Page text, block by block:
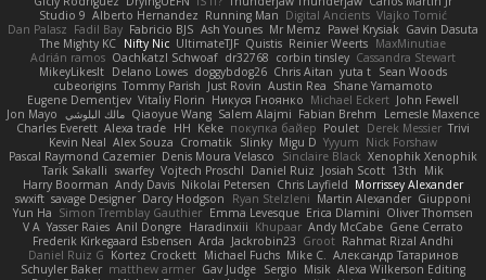
Studio 9 Alberto Hernandez Running Man Digital Ancients Vlajko Tomić
Dan Palasz Fadil Bay Fabricio BJS Ash Younes Mr Memz Paweł Krysiak Gavin Dasuta
The Mighty KC Nifty Nic UltimateTJF Quistis Reinier Weerts MaxMinutiae
Adrián ramos Oachkatzl Schwoaf dr32768 corbin tinsley Cassandra Stewart
MikeyLikesIt Delano Lowes doggybdog26 Chris Aitan yuta t Sean Woods
cubeorigins Tommy Parish Just Rovin Austin Rea Shane Yamamoto
Eugene Dementjev Vitaliy Florin Никуся Гноянко Michael Eckert John Fewell
Jon Mayo مالك البلوشي Qiaoyue Wang Salem Alajmi Fabian Brehm
Lemesle Maxence
Charles Everett Alexa trade HH Keke покупка байер Poulet Derek Messier Trivi
Kevin Neal Alex Souza Cromatik Slinky Migu D Yyyum Nick Forshaw
Pascal Raymond Cazemier Denis Moura Velasco Sinclaire Black Xenophik Xenophik
Tarik Sakalli swarfey Vojtech Proschl Daniel Ruiz Josiah Scott 13th
Mik
Harry Boorman Andy Davis Nikolai Petersen Chris Layfield Morrissey Alexander
swxift savage Designer Darcy Hodgson Ryan Stelzleni Martin Alexander Giupponi
Yun Ha Simon Tremblay Gauthier Emma Levesque Erica Dlamini Oliver Thomsen
V A Yasser Raies Anil Dongre Haradinxiii Khupaar Andy McCabe Gene Cerrato
Frederik Kirkegaard Esbensen Arda Jackrobin23 Groot Rahmat Rizal Andhi
Daniel Ruiz G Kortez Crockett Michael Fuchs Mike C. Александр Татаринов
Schuyler Baker matthew armer Gav Judge Sergio Misik Alexa Wilkerson Editing